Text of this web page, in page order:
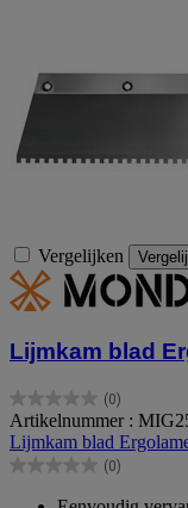
Vergelijken
Lijmkam blad
(0)
0.0
van
de
5
Artikelnummer :
Lijmkam blad
(0)
0.0